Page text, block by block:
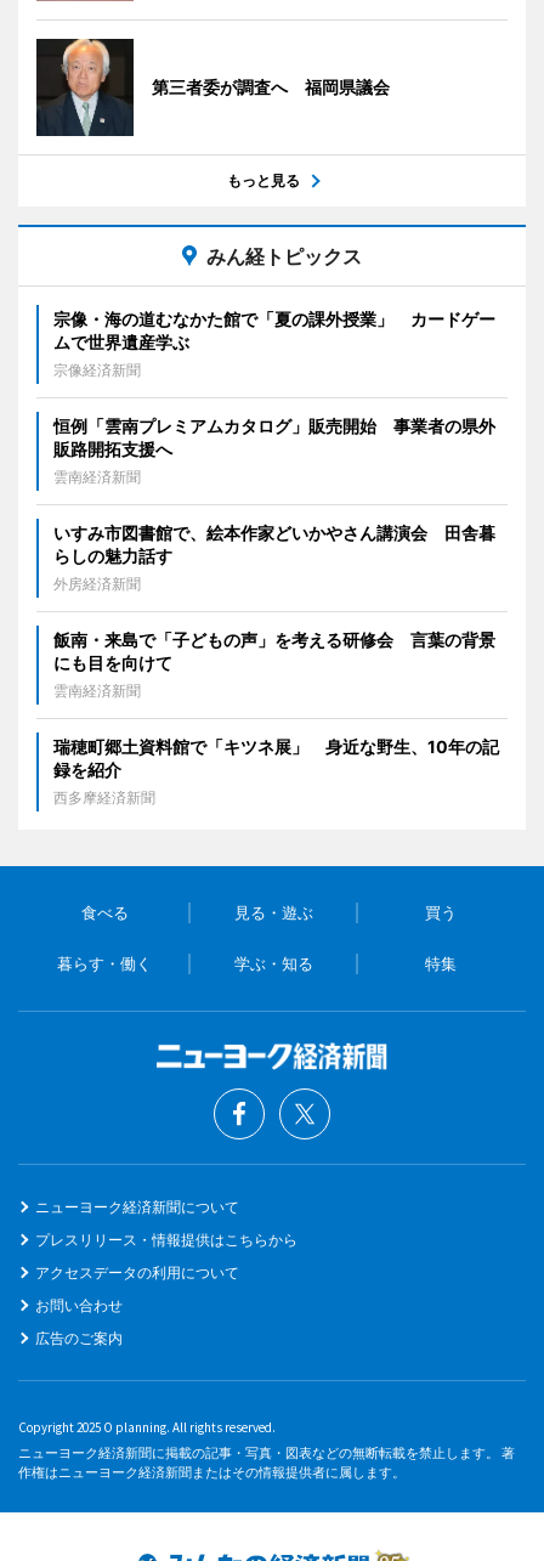
第三者委が調査へ 福岡県議会
もっと見る
みん経トピックス
宗像・海の道むなかた館で「夏の課外授業」 カードゲー
ムで世界遺産学ぶ
宗像経済新聞
恒例「雲南プレミアムカタログ」販売開始 事業者の県外
販路開拓支援へ
雲南経済新聞
いすみ市図書館で、絵本作家どいかやさん講演会 田舎暮
らしの魅力話す
外房経済新聞
飯南・来島で「子どもの声」を考える研修会 言葉の背景
にも目を向けて
雲南経済新聞
瑞穂町郷土資料館で「キツネ展」 身近な野生、10年の記
録を紹介
西多摩経済新聞
食べる 見る・遊ぶ 買う
暮らす・働く 学ぶ・知る 特集
ニューヨーク経済新聞について
プレスリリース・情報提供はこちらから
アクセスデータの利用について
お問い合わせ
広告のご案内
Copyright 2025 O planning. All rights reserved.
ニューヨーク経済新聞に掲載の記事・写真・図表などの無断転載を禁止します。 著
作権はニューヨーク経済新聞またはその情報提供者に属します。